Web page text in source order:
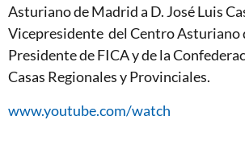
Asturiano de Madrid a D. José Luis
Vicepresidente del Centro Asturiano
Presidente de FICA y de la
Casas Regionales y Provinciales.
www.youtube.com/watch